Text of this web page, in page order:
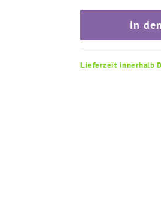
In
Lieferzeit innerhalb